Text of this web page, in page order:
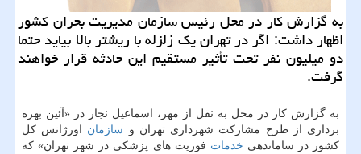
به گزارش كار در محل رئیس سازمان مدیریت بحران كشور
اظهار داشت: اگر در تهران یك زلزله با ریشتر بالا بیاید حتما
دو میلیون نفر تحت تأثیر مستقیم این حادثه قرار خواهند
گرفت.
به گزارش كار در محل به نقل از مهر، اسماعیل نجار در «آئین بهره
برداری از طرح مشاركت شهرداری تهران و سازمان اورژانس كل
كشور در ساماندهی خدمات فوریت های پزشكی در شهر تهران» كه